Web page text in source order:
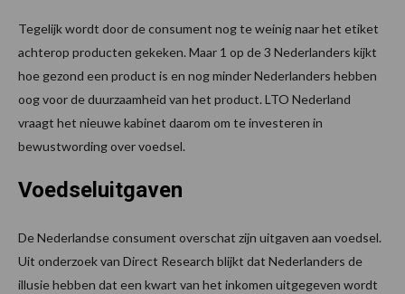
Tegelijk wordt door de consument nog te weinig naar het etiket
achterop producten gekeken. Maar 1 op de 3 Nederlanders kijkt
hoe gezond een product is en nog minder Nederlanders hebben
oog voor de duurzaamheid van het product. LTO Nederland
vraagt het nieuwe kabinet daarom om te investeren in
bewustwording over voedsel.
Voedseluitgaven
De Nederlandse consument overschat zijn uitgaven aan voedsel.
Uit onderzoek van Direct Research blijkt dat Nederlanders de
illusie hebben dat een kwart van het inkomen uitgegeven wordt